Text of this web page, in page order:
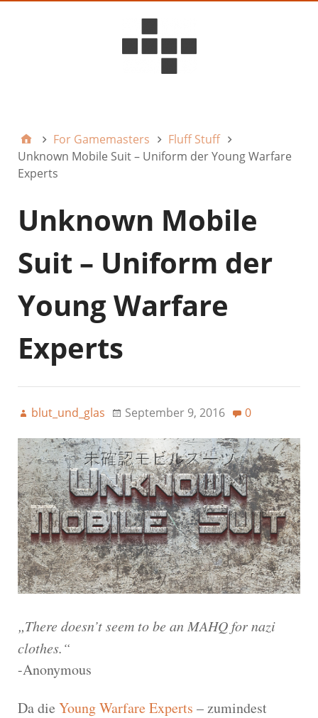
For Gamemasters
Fluff Stuff
Unknown Mobile Suit – Uniform der Young Warfare
Experts
Unknown Mobile
Suit – Uniform der
Young Warfare
Experts
blut_und_glas September 9, 2016 0
„There doesn’t seem to be an MAHQ for nazi
clothes.“
-Anonymous
Da die Young Warfare Experts – zumindest